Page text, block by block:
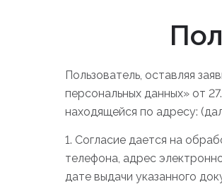
Пользователь, оставляя
персональных данных» от
находящейся по адресу:
1. Согласие дается на
телефона, адрес
дате выдачи указанного